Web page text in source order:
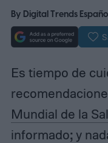
By Digital Trends
Es tiempo de
Mundial de la
informado; y